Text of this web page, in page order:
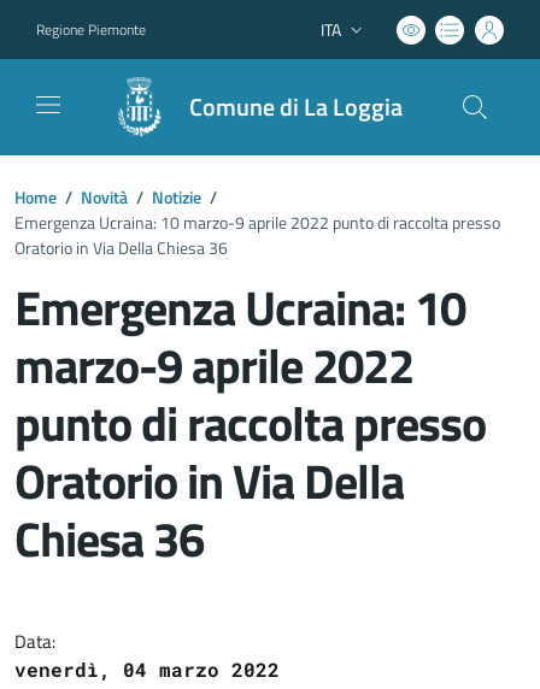
Regione Piemonte Lingua attiva:
ITA
Comune di La Loggia
Home / Novità / Notizie /
Emergenza Ucraina: 10 marzo-9 aprile 2022 punto di raccolta presso
Oratorio in Via Della Chiesa 36
Emergenza Ucraina: 10
marzo-9 aprile 2022
punto di raccolta presso
Oratorio in Via Della
Chiesa 36
Data:
venerdì, 04 marzo 2022